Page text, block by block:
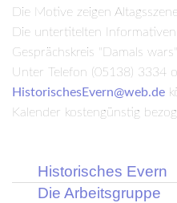
Die Motive zeigen
Die untertitelten
Gesprächskreis "Damals
Unter Telefon (05138) 3334
HistorischesEvern@web.de
Kalender kostengünstig
Historisches Evern
Die Arbeitsgruppe